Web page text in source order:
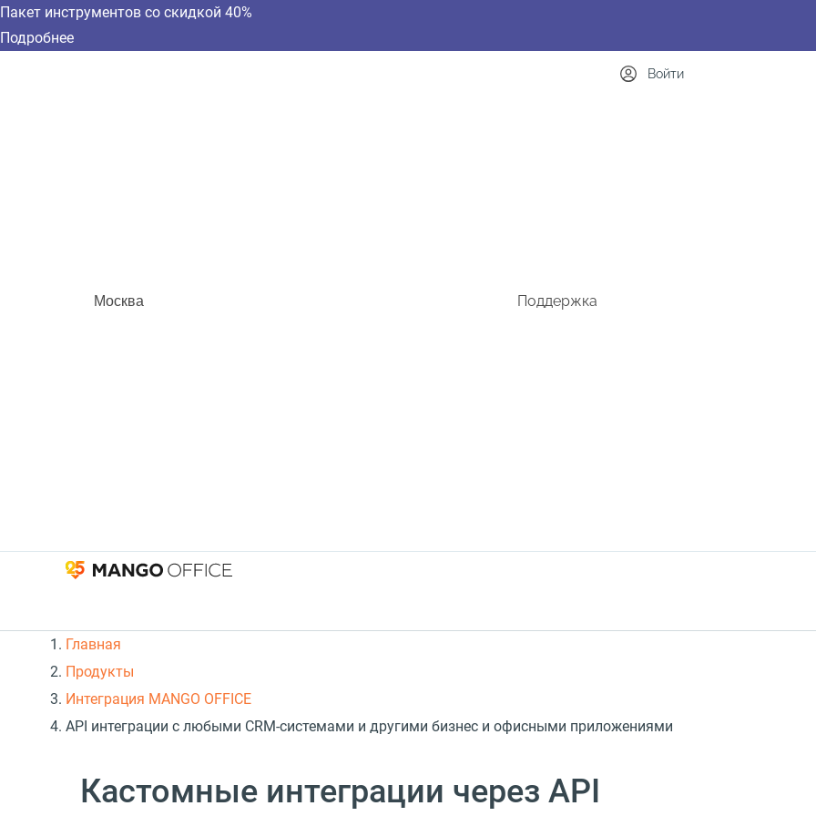
Пакет инструментов со скидкой 40%
Подробнее
Москва Поддержка
Войти
Главная
Продукты
Интеграция MANGO OFFICE
API интеграции с любыми CRM-системами и другими бизнес и офисными приложениями
Кастомные интеграции через API